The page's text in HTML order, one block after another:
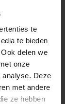
te
te bieden
delen we
onze
analyse. Deze
met andere
ze hebben
burgerlijke